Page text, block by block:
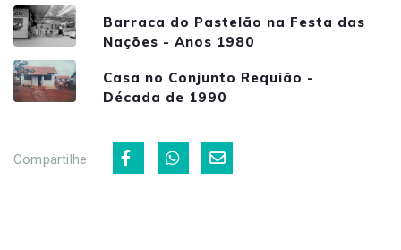
Barraca do Pastelão na Festa das
Nações - Anos 1980
Casa no Conjunto Requião -
Década de 1990
Compartilhe